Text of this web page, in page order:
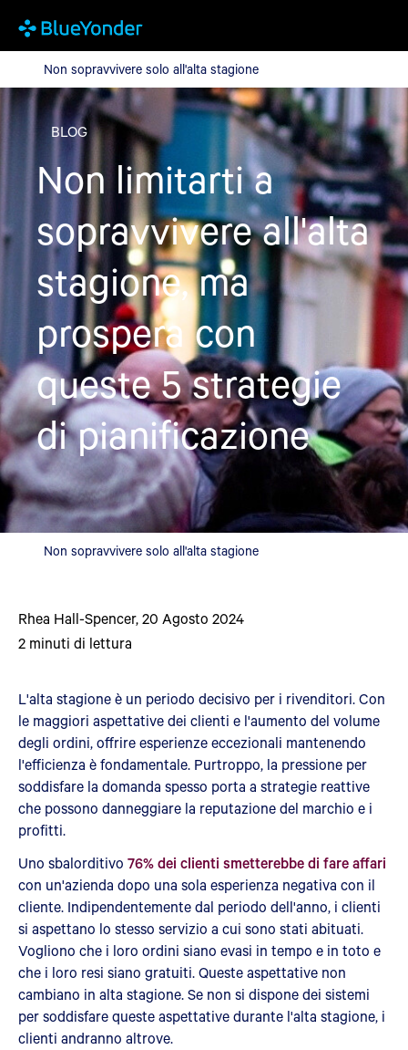
Non sopravvivere solo all'alta stagione
Non sopravvivere solo all'alta stagione
BLOG
Non limitarti a
sopravvivere all'alta
stagione, ma
prospera con
queste 5 strategie
di pianificazione
Non sopravvivere solo all'alta stagione
Rhea Hall-Spencer,20 Agosto 2024
2 minuti di lettura
L'alta stagione è un periodo decisivo per i rivenditori. Con
le maggiori aspettative dei clienti e l'aumento del volume
degli ordini, offrire esperienze eccezionali mantenendo
l'efficienza è fondamentale. Purtroppo, la pressione per
soddisfare la domanda spesso porta a strategie reattive
che possono danneggiare la reputazione del marchio e i
profitti.
Uno sbalorditivo 76% dei clienti smetterebbe di fare affari
con un'azienda dopo una sola esperienza negativa con il
cliente. Indipendentemente dal periodo dell'anno, i clienti
si aspettano lo stesso servizio a cui sono stati abituati.
Vogliono che i loro ordini siano evasi in tempo e in toto e
che i loro resi siano gratuiti. Queste aspettative non
cambiano in alta stagione. Se non si dispone dei sistemi
per soddisfare queste aspettative durante l'alta stagione, i
clienti andranno altrove.